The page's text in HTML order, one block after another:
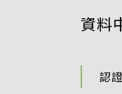
資料
認